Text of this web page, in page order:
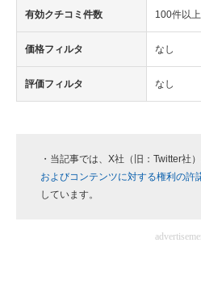
有効クチコミ件数 100件以上
価格フィルタ なし
評価フィルタ なし
・当記事では、X社（旧：Twitter社
およびコンテンツに対する権利の許
しています。